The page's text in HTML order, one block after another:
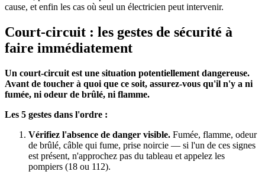
cause, et enfin les cas où seul un électricien peut intervenir.
Court-circuit : les gestes de sécurité à
faire immédiatement
Un court-circuit est une situation potentiellement dangereuse.
Avant de toucher à quoi que ce soit, assurez-vous qu'il n'y a ni
fumée, ni odeur de brûlé, ni flamme.
Les 5 gestes dans l'ordre :
Vérifiez l'absence de danger visible. Fumée, flamme, odeur
de brûlé, câble qui fume, prise noircie — si l'un de ces signes
est présent, n'approchez pas du tableau et appelez les
pompiers (18 ou 112).